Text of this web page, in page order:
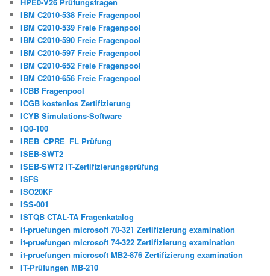
IBM C2010-538 Freie Fragenpool
IBM C2010-539 Freie Fragenpool
IBM C2010-590 Freie Fragenpool
IBM C2010-597 Freie Fragenpool
IBM C2010-652 Freie Fragenpool
IBM C2010-656 Freie Fragenpool
ICBB Fragenpool
ICGB kostenlos Zertifizierung
ICYB Simulations-Software
IQ0-100
IREB_CPRE_FL Prüfung
ISEB-SWT2
ISEB-SWT2 IT-Zertifizierungsprüfung
ISFS
ISO20KF
ISS-001
ISTQB CTAL-TA Fragenkatalog
it-pruefungen microsoft 70-321 Zertifizierung examination
it-pruefungen microsoft 74-322 Zertifizierung examination
it-pruefungen microsoft MB2-876 Zertifizierung examination
IT-Prüfungen MB-210